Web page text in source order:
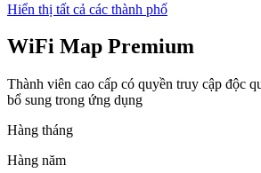
Hiển thị tất cả các thành phố
WiFi Map Premium
Thành viên cao cấp có quyền truy cập độc
bổ sung trong ứng dụng
Hàng tháng
Hàng năm